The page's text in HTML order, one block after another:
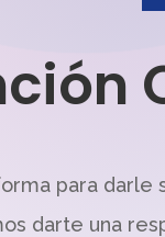
para
darte una